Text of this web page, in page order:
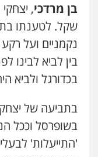
בן מרדכי,
שקל. לטענתו
נקמניים ועל
בין לביא לבינו
בכדורגל ולביא
בתביעה של
בשופרסל וככל
'התייעלות'